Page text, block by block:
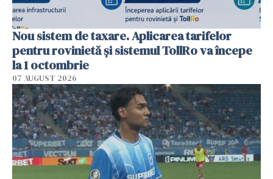
Nou sistem de taxare. Aplicarea tarifelor
pentru rovinietă şi sistemul TollRo va începe
la 1 octombrie
07 AUGUST 2026